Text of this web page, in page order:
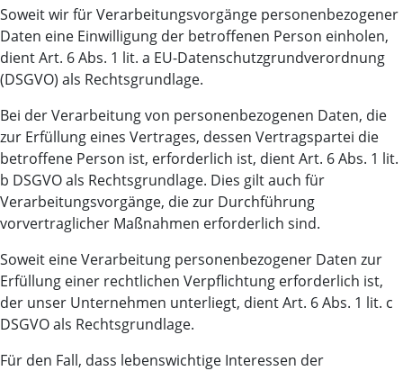
Soweit wir für Verarbeitungsvorgänge personenbezogener
Daten eine Einwilligung der betroffenen Person einholen,
dient Art. 6 Abs. 1 lit. a EU-Datenschutzgrundverordnung
(DSGVO) als Rechtsgrundlage.
Bei der Verarbeitung von personenbezogenen Daten, die
zur Erfüllung eines Vertrages, dessen Vertragspartei die
betroffene Person ist, erforderlich ist, dient Art. 6 Abs. 1 lit.
b DSGVO als Rechtsgrundlage. Dies gilt auch für
Verarbeitungsvorgänge, die zur Durchführung
vorvertraglicher Maßnahmen erforderlich sind.
Soweit eine Verarbeitung personenbezogener Daten zur
Erfüllung einer rechtlichen Verpflichtung erforderlich ist,
der unser Unternehmen unterliegt, dient Art. 6 Abs. 1 lit. c
DSGVO als Rechtsgrundlage.
Für den Fall, dass lebenswichtige Interessen der